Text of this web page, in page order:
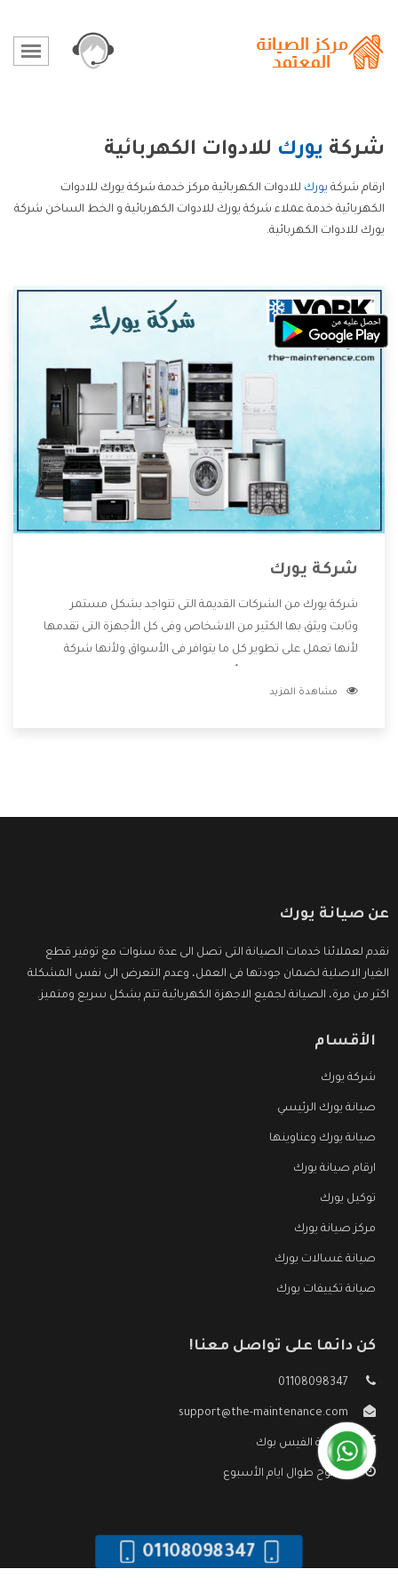
شركة يورك للادوات الكهربائية
ارقام شركة يورك للادوات الكهربائية مركز خدمة شركة يورك للادوات
الكهربائية خدمة عملاء شركة يورك للادوات الكهربائية و الخط الساخن شركة
يورك للادوات الكهربائية.
شركة يورك
شركة يورك من الشركات القديمة التى تتواجد بشكل مستمر
وثابت ويثق بها الكثير من الاشخاص وفى كل الأجهزة التى تقدمها
لأنها تعمل على تطوير كل ما يتوافر فى الأسواق ولأنها شركة
وتقدم للعملاء أقوى العروض والخصومات التى تسهل على
مشاهدة المزيد
عن صيانة يورك
نقدم لعملائنا خدمات الصيانة التى تصل الى عدة سنوات مع توفير قطع
الغيار الاصلية لضمان جودتها فى العمل، وعدم التعرض الى نفس المشكلة
اكثر من مرة، الصيانة لجميع الاجهزة الكهربائية تتم بشكل سريع ومتميز.
الأقسام
شركة يورك
صيانة يورك الرئيسي
صيانة يورك وعناوينها
ارقام صيانة يورك
توكيل يورك
مركز صيانة يورك
صيانة غسالات يورك
صيانة تكييفات يورك
كن دائما على تواصل معنا!
01108098347
support@the-maintenance.com
صفحة الفيس بوك
مفتوح طوال ايام الأسبوع
01108098347